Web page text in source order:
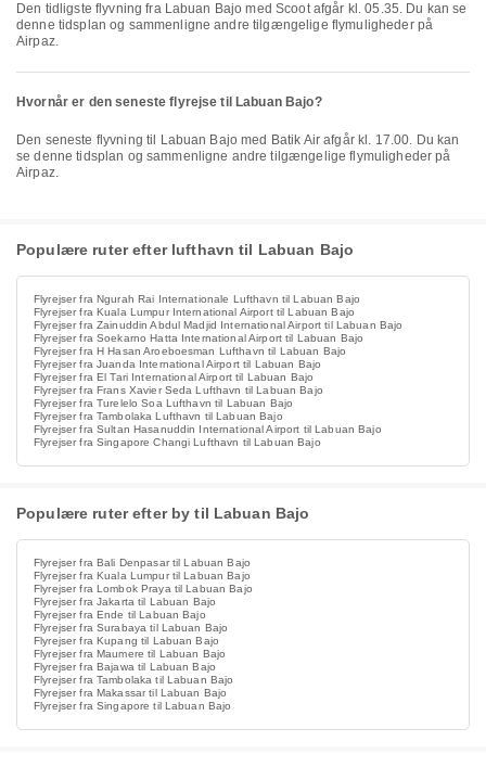
Den tidligste flyvning fra Labuan Bajo med Scoot afgår kl. 05.35. Du kan se
denne tidsplan og sammenligne andre tilgængelige flymuligheder på
Airpaz.
Hvornår er den seneste flyrejse til Labuan Bajo?
Den seneste flyvning til Labuan Bajo med Batik Air afgår kl. 17.00. Du kan
se denne tidsplan og sammenligne andre tilgængelige flymuligheder på
Airpaz.
Populære ruter efter lufthavn til Labuan Bajo
Flyrejser fra Ngurah Rai Internationale Lufthavn til Labuan Bajo
Flyrejser fra Kuala Lumpur International Airport til Labuan Bajo
Flyrejser fra Zainuddin Abdul Madjid International Airport til Labuan Bajo
Flyrejser fra Soekarno Hatta International Airport til Labuan Bajo
Flyrejser fra H Hasan Aroeboesman Lufthavn til Labuan Bajo
Flyrejser fra Juanda International Airport til Labuan Bajo
Flyrejser fra El Tari International Airport til Labuan Bajo
Flyrejser fra Frans Xavier Seda Lufthavn til Labuan Bajo
Flyrejser fra Turelelo Soa Lufthavn til Labuan Bajo
Flyrejser fra Tambolaka Lufthavn til Labuan Bajo
Flyrejser fra Sultan Hasanuddin International Airport til Labuan Bajo
Flyrejser fra Singapore Changi Lufthavn til Labuan Bajo
Populære ruter efter by til Labuan Bajo
Flyrejser fra Bali Denpasar til Labuan Bajo
Flyrejser fra Kuala Lumpur til Labuan Bajo
Flyrejser fra Lombok Praya til Labuan Bajo
Flyrejser fra Jakarta til Labuan Bajo
Flyrejser fra Ende til Labuan Bajo
Flyrejser fra Surabaya til Labuan Bajo
Flyrejser fra Kupang til Labuan Bajo
Flyrejser fra Maumere til Labuan Bajo
Flyrejser fra Bajawa til Labuan Bajo
Flyrejser fra Tambolaka til Labuan Bajo
Flyrejser fra Makassar til Labuan Bajo
Flyrejser fra Singapore til Labuan Bajo